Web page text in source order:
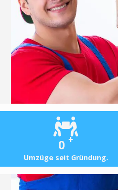
0 +
Umzüge seit Gründung.